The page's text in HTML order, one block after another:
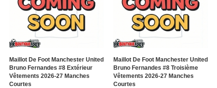
Maillot De Foot Manchester United
Bruno Fernandes #8 Extérieur
Vêtements 2026-27 Manches
Courtes
Maillot De Foot Manchester United
Bruno Fernandes #8 Troisième
Vêtements 2026-27 Manches
Courtes